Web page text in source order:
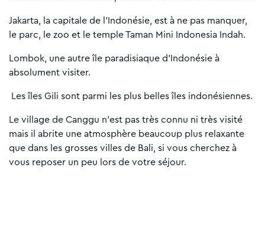
Jakarta, la capitale de l'Indonésie, est à ne pas manquer,
le parc, le zoo et le temple Taman Mini Indonesia Indah.
Lombok, une autre île paradisiaque d’Indonésie à
absolument visiter.
Les îles Gili sont parmi les plus belles îles indonésiennes.
Le village de Canggu n’est pas très connu ni très visité
mais il abrite une atmosphère beaucoup plus relaxante
que dans les grosses villes de Bali, si vous cherchez à
vous reposer un peu lors de votre séjour.